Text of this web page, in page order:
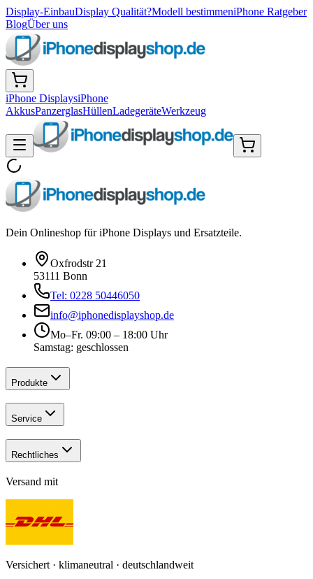
Display-EinbauDisplay Qualität?Modell bestimmeniPhone Ratgeber
BlogÜber uns
iPhone DisplaysiPhone
AkkusPanzerglasHüllenLadegeräteWerkzeug
Dein Onlineshop für iPhone Displays und Ersatzteile.
Oxfrodstr 21
53111 Bonn
Tel: 0228 50446050
info@iphonedisplayshop.de
Mo–Fr. 09:00 – 18:00 Uhr
Samstag: geschlossen
Produkte
Service
Rechtliches
Versand mit
Versichert · klimaneutral · deutschlandweit